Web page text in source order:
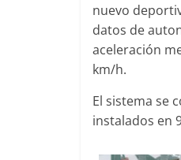
nuevo
datos de
aceleración
km/h.
El sistema se
instalados en